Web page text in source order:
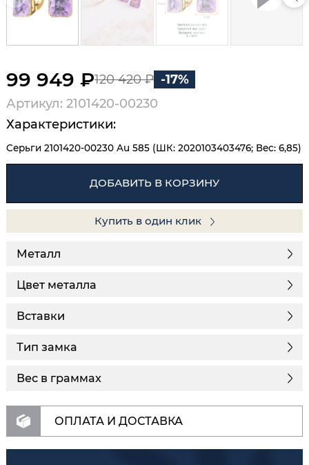
99 949 ₽120 420 ₽ -17%
Артикул: 2101420-00230
Характеристики:
Серьги 2101420-00230 Au 585 (ШК: 2020103403476; Вес: 6,85)
ДОБАВИТЬ В КОРЗИНУ
Купить в один клик
Металл
Цвет металла
Вставки
Тип замка
Вес в граммах
ОПЛАТА И ДОСТАВКА